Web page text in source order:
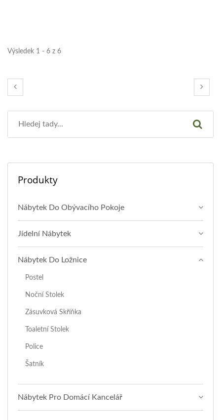
Výsledek 1 - 6 z 6
Produkty
Nábytek Do Obývacího Pokoje
Jídelní Nábytek
Nábytek Do Ložnice
Postel
Noční Stolek
Zásuvková Skříňka
Toaletní Stolek
Police
Šatník
Nábytek Pro Domácí Kancelář